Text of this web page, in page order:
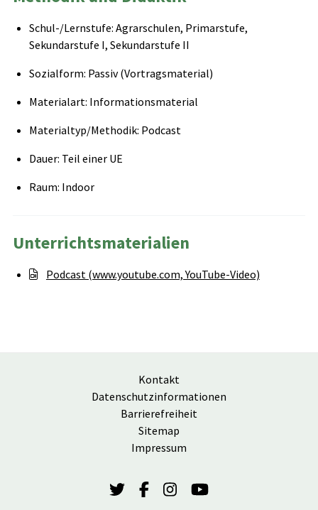
Schul-/Lernstufe: Agrarschulen, Primarstufe,
Sekundarstufe I, Sekundarstufe II
Sozialform: Passiv (Vortragsmaterial)
Materialart: Informationsmaterial
Materialtyp/Methodik: Podcast
Dauer: Teil einer UE
Raum: Indoor
Unterrichtsmaterialien
Podcast (www.youtube.com, YouTube-Video)
Kontakt
Datenschutzinformationen
Barrierefreiheit
Sitemap
Impressum